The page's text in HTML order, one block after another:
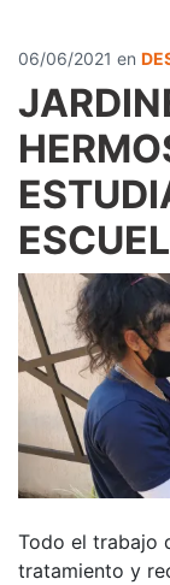
06/06/2021 en
Todo el trabajo
tratamiento y